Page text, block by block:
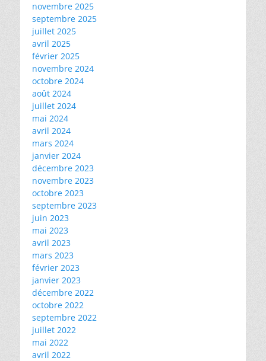
novembre 2025
septembre 2025
juillet 2025
avril 2025
février 2025
novembre 2024
octobre 2024
août 2024
juillet 2024
mai 2024
avril 2024
mars 2024
janvier 2024
décembre 2023
novembre 2023
octobre 2023
septembre 2023
juin 2023
mai 2023
avril 2023
mars 2023
février 2023
janvier 2023
décembre 2022
octobre 2022
septembre 2022
juillet 2022
mai 2022
avril 2022